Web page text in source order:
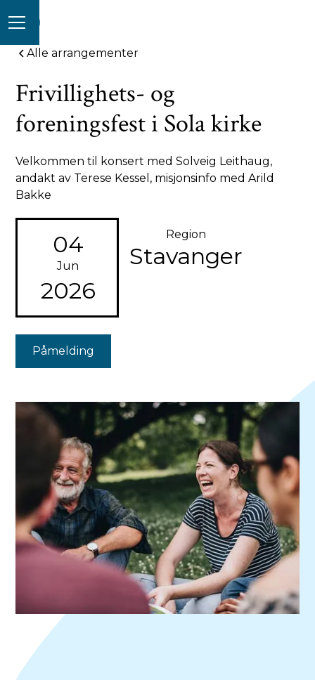
Alle arrangementer
Frivillighets- og
foreningsfest i Sola kirke
Velkommen til konsert med Solveig Leithaug,
andakt av Terese Kessel, misjonsinfo med Arild
Bakke
04
Jun
2026
Region
Stavanger
Påmelding